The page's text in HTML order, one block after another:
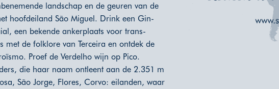
landschap en de geuren van de
hoofdeiland São Miguel. Drink een Gin-
een bekende ankerplaats voor trans-
met de folklore van Terceira en ontdek de
Proef de Verdelho wijn op Pico.
die haar naam ontleent aan de 2.351 m
São Jorge, Flores, Corvo: eilanden, waar